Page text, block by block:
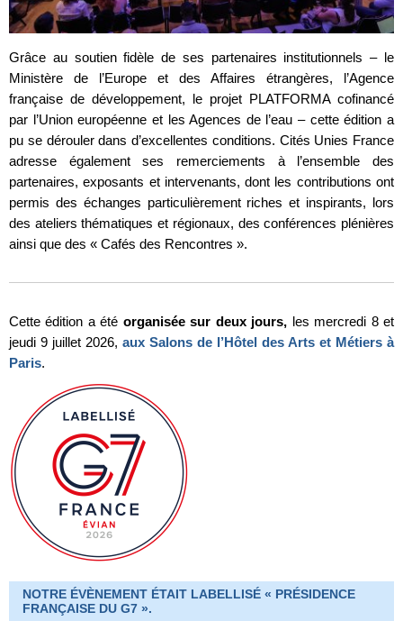
Grâce au soutien fidèle de ses partenaires institutionnels – le
Ministère de l’Europe et des Affaires étrangères, l’Agence
française de développement, le projet PLATFORMA cofinancé
par l’Union européenne et les Agences de l’eau – cette édition a
pu se dérouler dans d’excellentes conditions. Cités Unies France
adresse également ses remerciements à l’ensemble des
partenaires, exposants et intervenants, dont les contributions ont
permis des échanges particulièrement riches et inspirants, lors
des ateliers thématiques et régionaux, des conférences plénières
ainsi que des « Cafés des Rencontres ».
Cette édition a été organisée sur deux jours, les mercredi 8 et
jeudi 9 juillet 2026, aux Salons de l’Hôtel des Arts et Métiers à
Paris.
NOTRE ÉVÈNEMENT ÉTAIT LABELLISÉ « PRÉSIDENCE
FRANÇAISE DU G7 ».